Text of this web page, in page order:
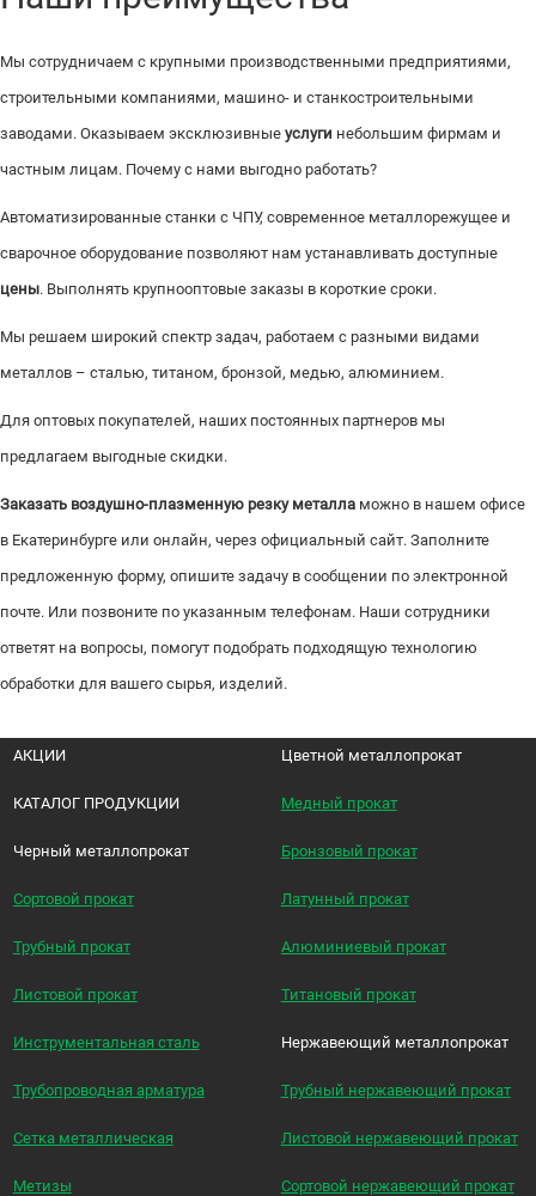
Мы сотрудничаем с крупными производственными предприятиями,
строительными компаниями, машино- и станкостроительными
заводами. Оказываем эксклюзивные услуги небольшим фирмам и
частным лицам. Почему с нами выгодно работать?
Автоматизированные станки с ЧПУ, современное металлорежущее и
сварочное оборудование позволяют нам устанавливать доступные
цены. Выполнять крупнооптовые заказы в короткие сроки.
Мы решаем широкий спектр задач, работаем с разными видами
металлов – сталью, титаном, бронзой, медью, алюминием.
Для оптовых покупателей, наших постоянных партнеров мы
предлагаем выгодные скидки.
Заказать воздушно-плазменную резку металла можно в нашем офисе
в Екатеринбурге или онлайн, через официальный сайт. Заполните
предложенную форму, опишите задачу в сообщении по электронной
почте. Или позвоните по указанным телефонам. Наши сотрудники
ответят на вопросы, помогут подобрать подходящую технологию
обработки для вашего сырья, изделий.
АКЦИИ
КАТАЛОГ ПРОДУКЦИИ
Черный металлопрокат
Сортовой прокат
Трубный прокат
Листовой прокат
Инструментальная сталь
Трубопроводная арматура
Сетка металлическая
Метизы
Цветной металлопрокат
Медный прокат
Бронзовый прокат
Латунный прокат
Алюминиевый прокат
Титановый прокат
Нержавеющий металлопрокат
Трубный нержавеющий прокат
Листовой нержавеющий прокат
Сортовой нержавеющий прокат